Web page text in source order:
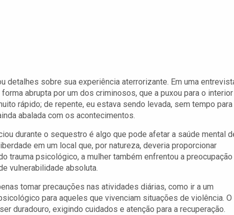
detalhes sobre sua experiência aterrorizante. Em uma
abrupta por um dos criminosos, que a puxou para o
rápido; de repente, eu estava sendo levada, sem tempo para
abalada com os acontecimentos.
durante o sequestro é algo que pode afetar a saúde mental
em um local que, por natureza, deveria proporcionar
trauma psicológico, a mulher também enfrentou a preocupação
vulnerabilidade absoluta.
tomar precauções nas atividades diárias, como ir a um
para aqueles que vivenciam situações de violência. O
duradouro, exigindo cuidados e atenção para a recuperação.